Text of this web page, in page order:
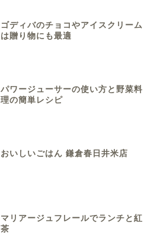
ゴディバのチョコやアイスクリーム
は贈り物にも最適
パワージューサーの使い方と野菜料
理の簡単レシピ
おいしいごはん 鎌倉春日井米店
マリアージュフレールでランチと紅
茶